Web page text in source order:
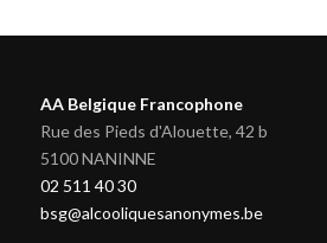
AA Belgique Francophone
Rue des Pieds d'Alouette, 42 b
5100 NANINNE
02 511 40 30
bsg@alcooliquesanonymes.be